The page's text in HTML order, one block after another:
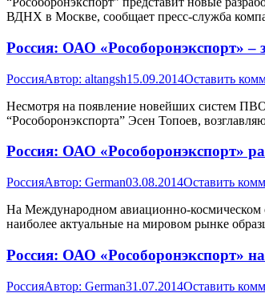
ВДНХ в Москве, сообщает пресс-служба
Россия: ОАО «Рособоронэкспорт»
РоссияАвтор: altangsh15.09.2014Оставить
Несмотря на появление новейших систем
“Рособоронэкспорта” Эсен Топоев,
Россия: ОАО «Рособоронэкспорт»
РоссияАвтор: German03.08.2014Оставить
На Международном авиационно-космическом
наиболее актуальные на мировом рынке
Россия: ОАО «Рособоронэкспорт»
РоссияАвтор: German31.07.2014Оставить